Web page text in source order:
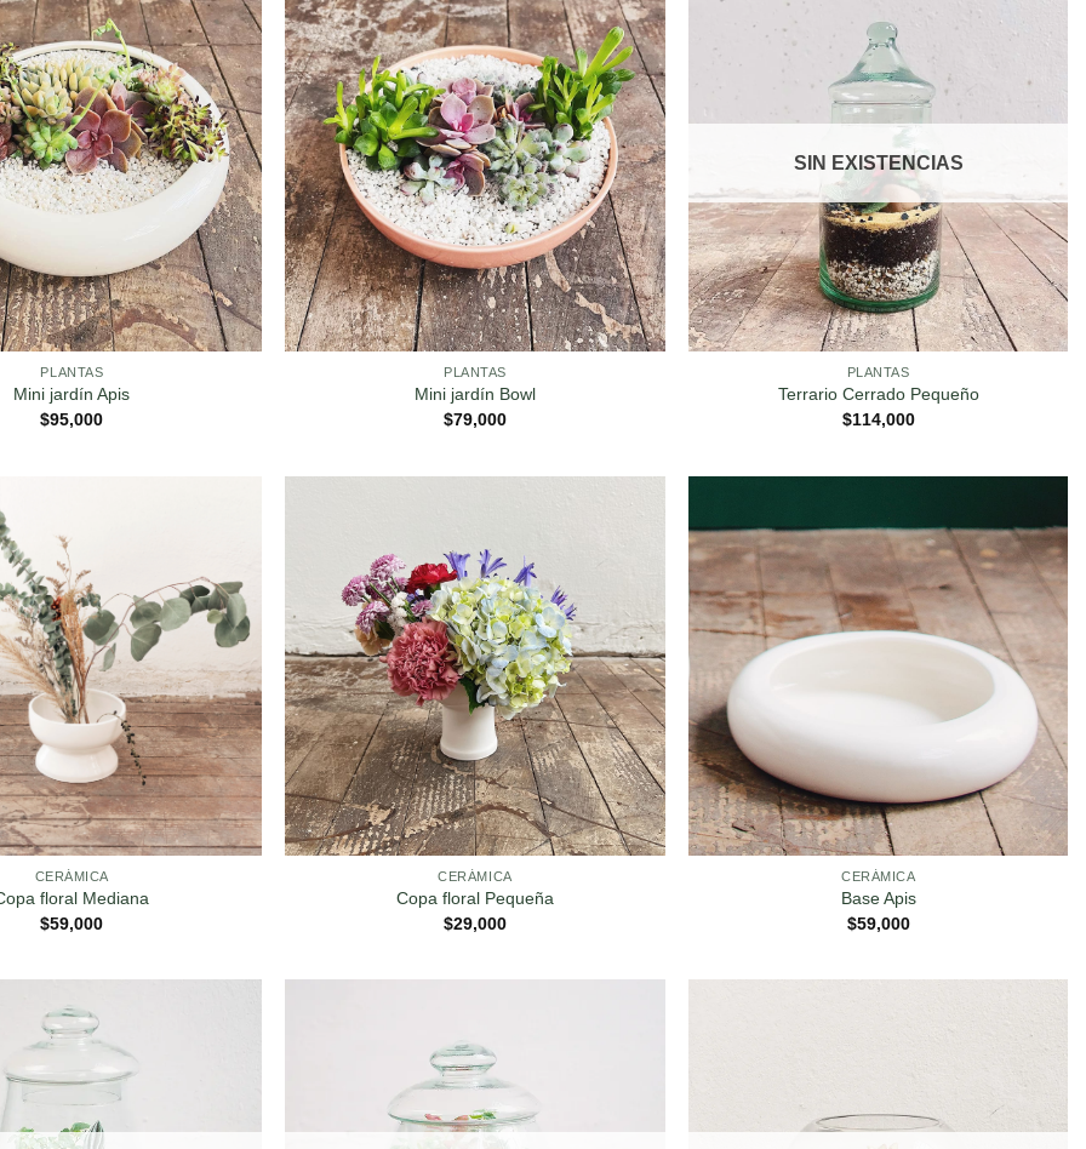
PLANTAS
Mini jardín Apis
$95,000
PLANTAS
Mini jardín Bowl
$79,000
SIN EXISTENCIAS
PLANTAS
Terrario Cerrado Pequeño
$114,000
CERÁMICA
floral Mediana
$59,000
CERÁMICA
Copa floral Pequeña
$29,000
CERÁMICA
Base Apis
$59,000